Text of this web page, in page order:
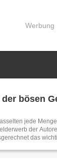
Werbung
bösen
jede
der
das
benötigten